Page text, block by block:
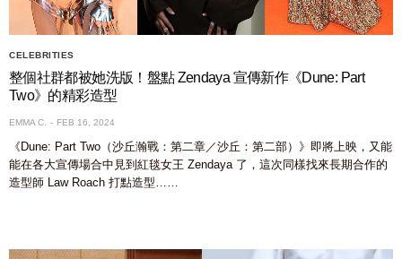
CELEBRITIES
整個社群都被她洗版！盤點 Zendaya 宣傳新作《Dune: Part
Two》的精彩造型
EMMA C. FEB 16, 2024
《Dune: Part Two（沙丘瀚戰：第二章／沙丘：第二部）》即將上映，又能
能在各大宣傳場合中見到紅毯女王 Zendaya 了，這次同樣找來長期合作的
造型師 Law Roach 打點造型……